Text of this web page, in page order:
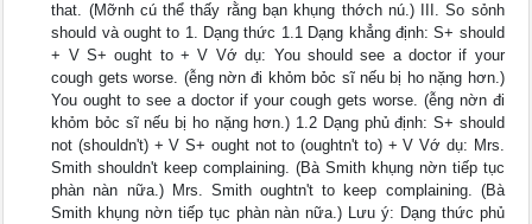
that. (Mỡnh cú thể thấy rằng bạn khụng thớch nú.) III. So sỏnh
should và ought to 1. Dạng thức 1.1 Dạng khẳng định: S+ should
+ V S+ ought to + V Vớ dụ: You should see a doctor if your
cough gets worse. (ễng nờn đi khỏm bỏc sĩ nếu bị ho nặng hơn.)
You ought to see a doctor if your cough gets worse. (ễng nờn đi
khỏm bỏc sĩ nếu bị ho nặng hơn.) 1.2 Dạng phủ định: S+ should
not (shouldn't) + V S+ ought not to (oughtn't to) + V Vớ dụ: Mrs.
Smith shouldn't keep complaining. (Bà Smith khụng nờn tiếp tục
phàn nàn nữa.) Mrs. Smith oughtn't to keep complaining. (Bà
Smith khụng nờn tiếp tục phàn nàn nữa.) Lưu ý: Dạng thức phủ